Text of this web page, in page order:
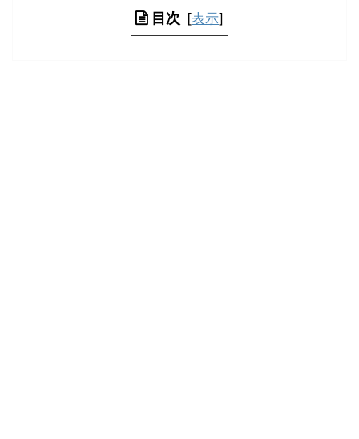
目次 [表示]